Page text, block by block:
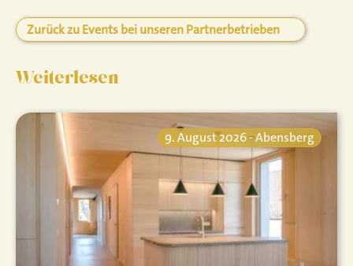
Zurück zu Events bei unseren Partnerbetrieben
Weiterlesen
9. August 2026 - Abensberg